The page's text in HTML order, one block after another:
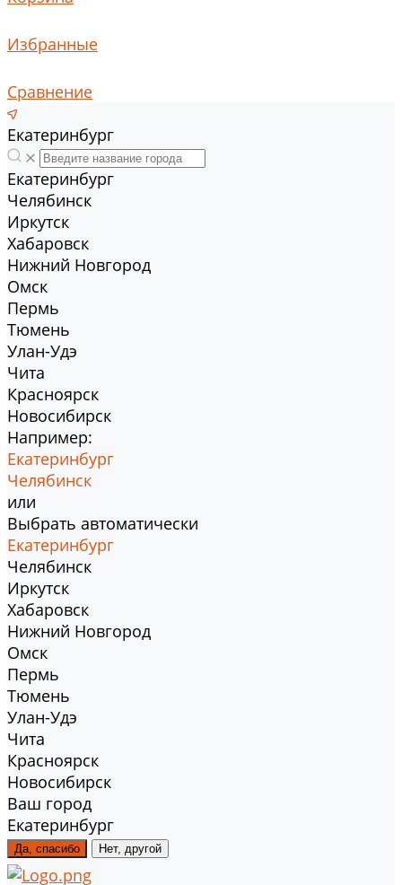
Избранные
Сравнение
Екатеринбург
Екатеринбург
Челябинск
Иркутск
Хабаровск
Нижний Новгород
Омск
Пермь
Тюмень
Улан-Удэ
Чита
Красноярск
Новосибирск
Например:
Екатеринбург
Челябинск
или
Выбрать автоматически
Екатеринбург
Челябинск
Иркутск
Хабаровск
Нижний Новгород
Омск
Пермь
Тюмень
Улан-Удэ
Чита
Красноярск
Новосибирск
Ваш город
Екатеринбург
Да, спасибо Нет, другой